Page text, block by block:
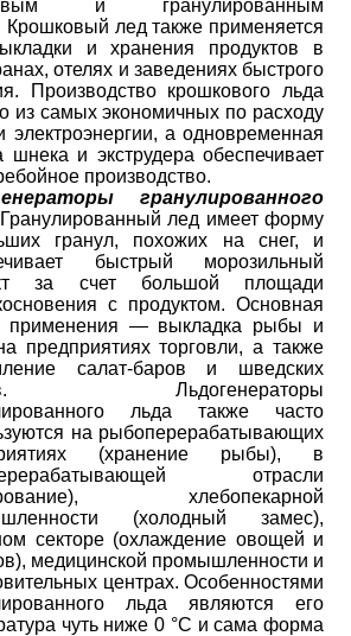
и гранулированным
Крошковый лед также применяется
и хранения продуктов в
отелях и заведениях быстрого
Производство крошкового льда
из самых экономичных по расходу
электроэнергии, а одновременная
шнека и экструдера обеспечивает
производство.
гранулированного
Гранулированный лед имеет форму
гранул, похожих на снег, и
быстрый морозильный
за счет большой площади
с продуктом. Основная
применения — выкладка рыбы и
предприятиях торговли, а также
салат-баров и шведских
Льдогенераторы
льда также часто
на рыбоперерабатывающих
(хранение рыбы), в
отрасли
хлебопекарной
(холодный замес),
секторе (охлаждение овощей и
медицинской промышленности и
центрах. Особенностями
льда являются его
чуть ниже 0 °С и сама форма